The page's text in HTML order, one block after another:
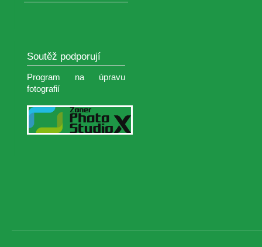
Soutěž podporují
Program na úpravu
fotografií